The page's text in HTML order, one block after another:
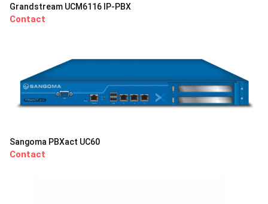
Grandstream UCM6116 IP-PBX
Contact
Sangoma PBXact UC60
Contact